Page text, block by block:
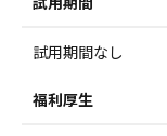
試用期間なし
福利厚生